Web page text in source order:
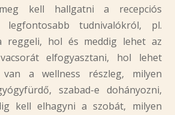
kell hallgatni a recepciós
tudnivalókról, pl.
reggeli, hol és meddig lehet az
elfogyasztani, hol lehet
a wellness részleg, milyen
szabad-e dohányozni,
kell elhagyni a szobát, milyen